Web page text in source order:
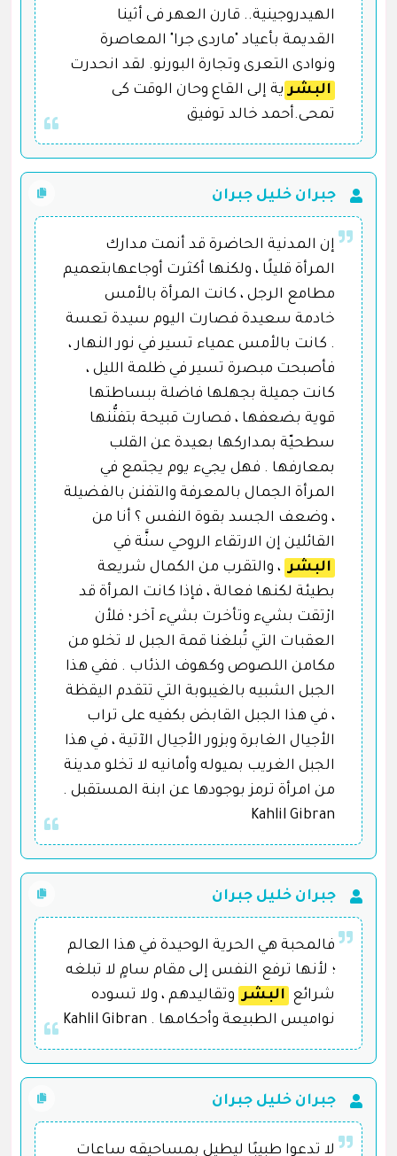
الهيدروجينية.. قارن العهر فى أثينا
القديمة بأعياد "ماردى جرا" المعاصرة
ونوادى التعرى وتجارة البورنو. لقد انحدرت
البشر ية إلى القاع وحان الوقت كى
تمحى.أحمد خالد توفيق
جبران خليل جبران
إن المدنية الحاضرة قد أنمت مدارك
المرأة قليلًا ، ولكنها أكثرت أوجاعهابتعميم
مطامع الرجل ، كانت المرأة بالأمس
خادمة سعيدة فصارت اليوم سيدة تعسة
. كانت بالأمس عمياء تسير في نور النهار ،
فأصبحت مبصرة تسير في ظلمة الليل ،
كانت جميلة بجهلها فاضلة ببساطتها
قوية بضعفها ، فصارت قبيحة بتفنُّنها
سطحيّة بمداركها بعيدة عن القلب
بمعارفها . فهل يجيء يوم يجتمع في
المرأة الجمال بالمعرفة والتفنن بالفضيلة
، وضعف الجسد بقوة النفس ؟ أنا من
القائلين إن الارتقاء الروحي سنَّة في
البشر ، والتقرب من الكمال شريعة
بطيئة لكنها فعالة ، فإذا كانت المرأة قد
ارْتقت بشيء وتأخرت بشيء آخر ؛ فلأن
العقبات التي تُبلغنا قمة الجبل لا تخلو من
مكامن اللصوص وكهوف الذئاب . ففي هذا
الجبل الشبيه بالغيبوبة التي تتقدم اليقظة
، في هذا الجبل القابض بكفيه على تراب
الأجيال الغابرة وبزور الأجيال الآتية ، في هذا
الجبل الغريب بميوله وأمانيه لا تخلو مدينة
من امرأة ترمز بوجودها عن ابنة المستقبل .
Kahlil Gibran
جبران خليل جبران
فالمحبة هي الحرية الوحيدة في هذا العالم
؛ لأنها ترفع النفس إلى مقام سامٍ لا تبلغه
شرائع
البشر وتقاليدهم ، ولا تسوده
نواميس الطبيعة وأحكامها . Kahlil Gibran
جبران خليل جبران
لا تدعوا طبيبًا ليطيل بمساحيقه ساعات